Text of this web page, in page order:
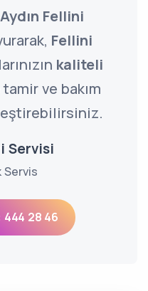
Aydın Fellini
Fellini
kaliteli
ve bakım
Servisi
Servis
444 28 46